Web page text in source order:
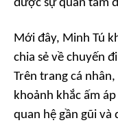
được sự quan tâm
Mới đây, Minh Tú
chia sẻ về chuyến
Trên trang cá
khoảnh khắc ấm
quan hệ gần gũi và